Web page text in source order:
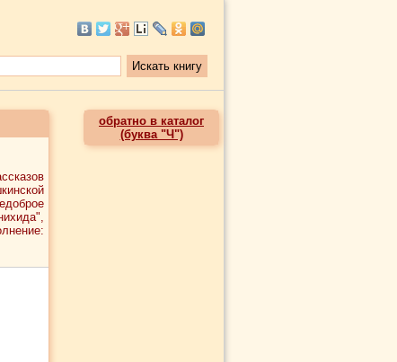
обратно в каталог
(буква "Ч")